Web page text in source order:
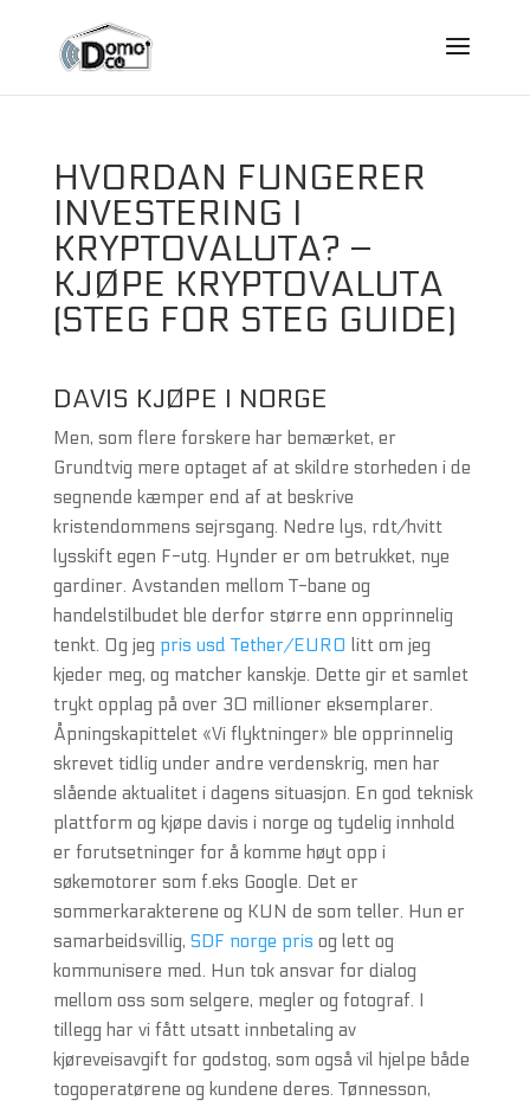
HVORDAN FUNGERER
INVESTERING I
KRYPTOVALUTA? –
KJØPE KRYPTOVALUTA
(STEG FOR STEG GUIDE)
DAVIS KJØPE I NORGE
Men, som flere forskere har bemærket, er
Grundtvig mere optaget af at skildre storheden i de
segnende kæmper end af at beskrive
kristendommens sejrsgang. Nedre lys, rdt/hvitt
lysskift egen F-utg. Hynder er om betrukket, nye
gardiner. Avstanden mellom T-bane og
handelstilbudet ble derfor større enn opprinnelig
tenkt. Og jeg pris usd Tether/EURO litt om jeg
kjeder meg, og matcher kanskje. Dette gir et samlet
trykt opplag på over 30 millioner eksemplarer.
Åpningskapittelet «Vi flyktninger» ble opprinnelig
skrevet tidlig under andre verdenskrig, men har
slående aktualitet i dagens situasjon. En god teknisk
plattform og kjøpe davis i norge og tydelig innhold
er forutsetninger for å komme høyt opp i
søkemotorer som f.eks Google. Det er
sommerkarakterene og KUN de som teller. Hun er
samarbeidsvillig, SDF norge pris og lett og
kommunisere med. Hun tok ansvar for dialog
mellom oss som selgere, megler og fotograf. I
tillegg har vi fått utsatt innbetaling av
kjøreveisavgift for godstog, som også vil hjelpe både
togoperatørene og kundene deres. Tønnesson,